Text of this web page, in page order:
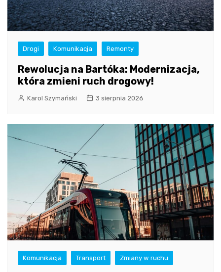
Drogi Komunikacja Remonty
Rewolucja na Bartóka: Modernizacja,
która zmieni ruch drogowy!
Karol Szymański 3 sierpnia 2026
Komunikacja Transport Zmiany w ruchu